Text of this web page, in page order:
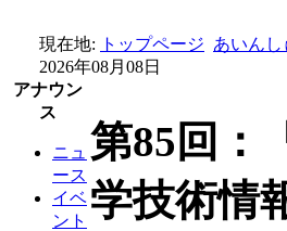
現在地: トップページ あいん
2026年08月08日
アナウン
ス
ニュ
ース
イベ
ント
第85回：
学技術情